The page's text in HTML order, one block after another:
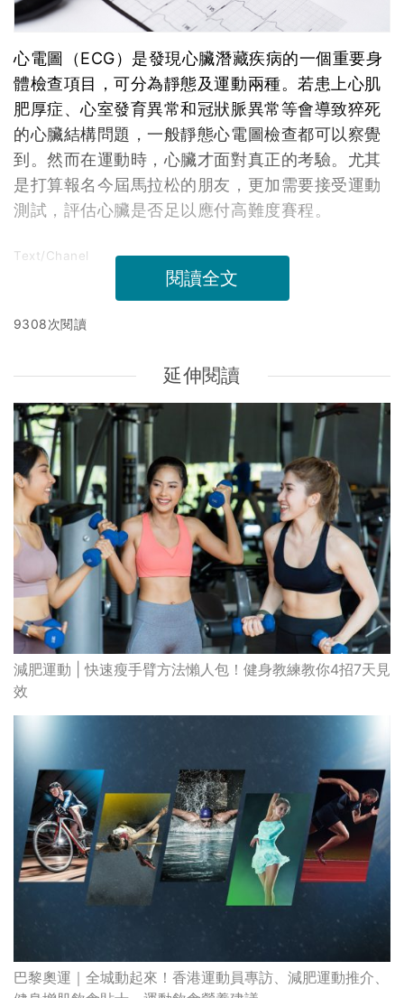
心電圖（ECG）是發現心臟潛藏疾病的一個重要身
體檢查項目，可分為靜態及運動兩種。若患上心肌
肥厚症、心室發育異常和冠狀脈異常等會導致猝死
的心臟結構問題，一般靜態心電圖檢查都可以察覺
到。然而在運動時，心臟才面對真正的考驗。尤其
是打算報名今屆馬拉松的朋友，更加需要接受運動
測試，評估心臟是否足以應付高難度賽程。
Text/Chanel
閱讀全文
9308次閱讀
延伸閱讀
減肥運動 | 快速瘦手臂方法懶人包！健身教練教你4招7天見
效
巴黎奧運｜全城動起來！香港運動員專訪、減肥運動推介、